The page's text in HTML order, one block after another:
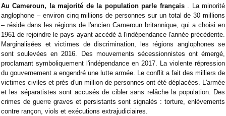
Au Cameroun, la majorité de la population parle français. La minorité
anglophone – environ cinq millions de personnes sur un total de 30 millions
– réside dans les régions de l'ancien Cameroun britannique, qui a choisi en
1961 de rejoindre le pays ayant accédé à l'indépendance l'année précédente.
Marginalisées et victimes de discrimination, les régions anglophones se
sont soulevées en 2016. Des mouvements sécessionnistes ont émergé,
proclamant symboliquement l'indépendance en 2017. La violente répression
du gouvernement a engendré une lutte armée. Le conflit a fait des milliers de
victimes civiles et près d'un million de personnes ont été déplacées. L'armée
et les séparatistes sont accusés de cibler sans relâche la population. Des
crimes de guerre graves et persistants sont signalés : torture, enlèvements
contre rançon, viols et exécutions extrajudiciaires.